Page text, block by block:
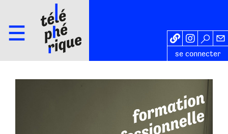
se connecter